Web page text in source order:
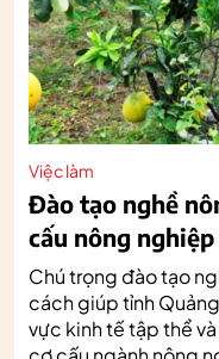
Việc làm
Đào tạo nghề
cấu nông
Chú trọng đào tạo
cách giúp tỉnh
vực kinh tế tập thể